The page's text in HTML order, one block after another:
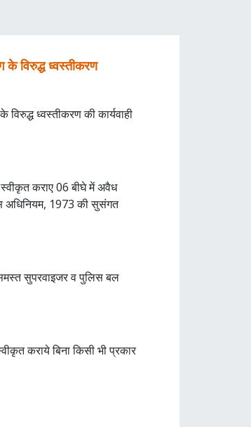
विरुद्ध ध्वस्तीकरण
विरुद्ध ध्वस्तीकरण की कार्यवाही
स्वीकृत कराए 06 बीघे में अवैध
अधिनियम, 1973 की सुसंगत
सुपरवाइजर व पुलिस बल
कराये बिना किसी भी प्रकार